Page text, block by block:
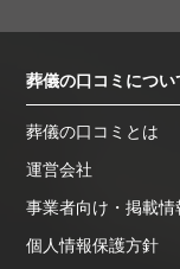
葬儀の口コミについ
葬儀の口コミとは
運営会社
事業者向け・掲載
個人情報保護方針